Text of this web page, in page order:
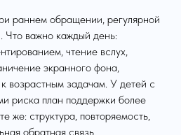
раннем обращении, регулярной
Что важно каждый день:
чтение вслух,
экранного фона,
возрастным задачам. У детей с
риска план поддержки более
же: структура, повторяемость,
обратная связь.